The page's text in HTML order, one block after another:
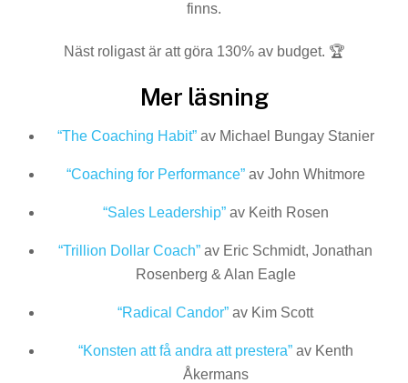
finns.
Näst roligast är att göra 130% av budget. 🏆
Mer läsning
“The Coaching Habit”av Michael Bungay Stanier
“Coaching for Performance”av John Whitmore
“Sales Leadership”av Keith Rosen
“Trillion Dollar Coach” av Eric Schmidt, Jonathan
Rosenberg & Alan Eagle
“Radical Candor” av Kim Scott
“Konsten att få andra att prestera”av Kenth
Åkermans